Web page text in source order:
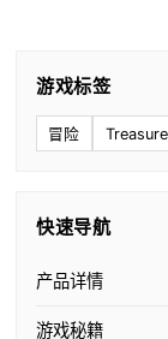
游戏标签
冒险 Treasure
快速导航
产品详情
游戏秘籍